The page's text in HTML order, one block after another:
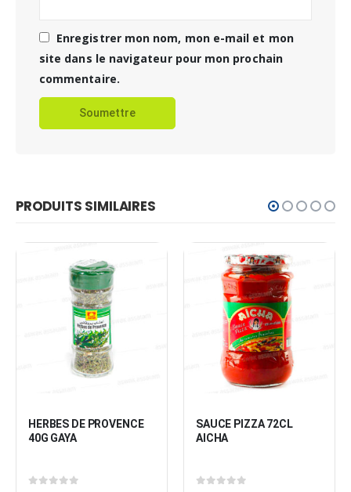
Enregistrer mon nom, mon e-mail et mon
site dans le navigateur pour mon prochain
commentaire.
PRODUITS SIMILAIRES
HERBES DE PROVENCE
40G GAYA
SAUCE PIZZA 72CL
AICHA